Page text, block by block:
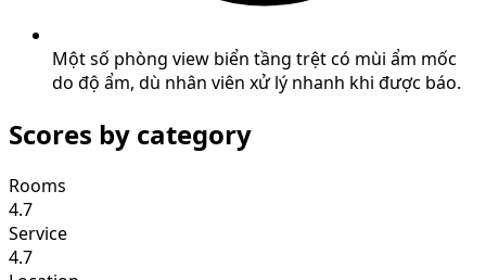
Một số phòng view biển tầng trệt có mùi ẩm mốc
do độ ẩm, dù nhân viên xử lý nhanh khi được báo.
Scores by category
Rooms
4.7
Service
4.7